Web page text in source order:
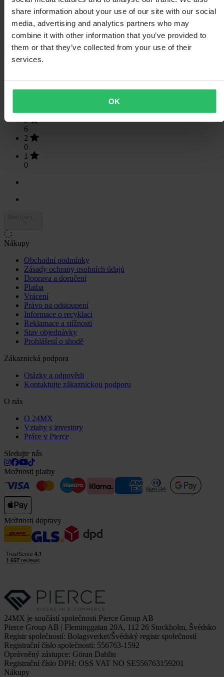
share information about your use of our site with our social
media, advertising and analytics partners who may
combine it with other information that you’ve provided to
them or that they’ve collected from your use of their
services.
OK
Recenze zákazníků (33)
4.48z 5
5
3
6
2
0
1
0
Nákupy
Obchodní podmínky
Zásady ochrany osobních údajů
Doprava a doručení
Platba
Vrácení
Právo na odstoupení
Informace o recyklaci
Reklamace a stížnosti
Stav objednávky
Prohlášení o shodě
Zákaznická podpora
Otázky a odpovědi
Kontaktujte zákaznickou podporu
O nás
O 24MX
Vztahy s investory
Práce v Pierce
Sledujte nás
Možnosti platby
Možnosti dopravy
24MX je součástí společnosti Pierce Group AB
Pierce Group AB | Fleminggatan 20A, 112 26 Stockholm, Švédsko
Registr společností: Bolagsverket/Švédský registr společností
Registrační číslo společnosti: 556763-1592
Oprávněný zástupce: Göran Dahlin
Registrační číslo DPH: OSS VAT NO SE556763159201
Nákupy